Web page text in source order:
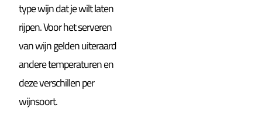
type wijn dat je wilt laten
rijpen. Voor het serveren
van wijn gelden uiteraard
andere temperaturen en
deze verschillen per
wijnsoort.